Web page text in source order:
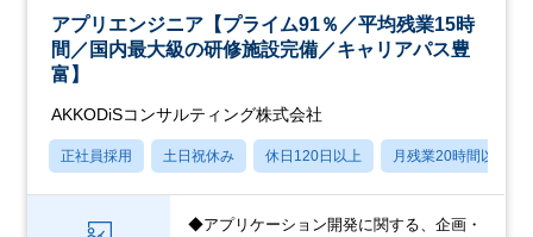
アプリエンジニア【プライム91％／平均残業15時
間／国内最大級の研修施設完備／キャリアパス豊
富】
AKKODiSコンサルティング株式会社
正社員採用 土日祝休み 休日120日以上 月残業20時間以内
◆アプリケーション開発に関する、企画・